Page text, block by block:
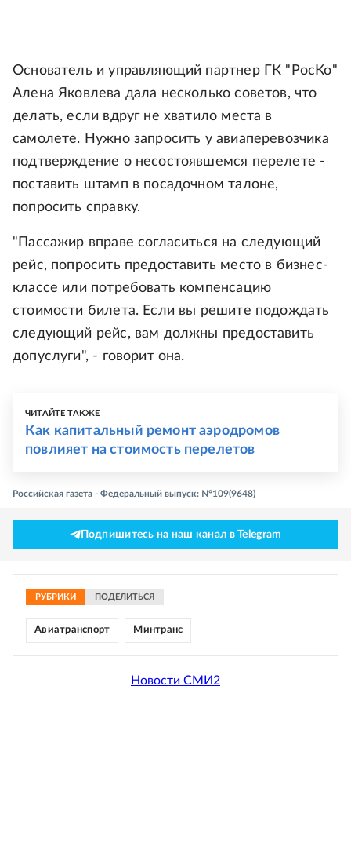
Основатель и управляющий партнер ГК "РосКо"
Алена Яковлева дала несколько советов, что
делать, если вдруг не хватило места в
самолете. Нужно запросить у авиаперевозчика
подтверждение о несостоявшемся перелете -
поставить штамп в посадочном талоне,
попросить справку.
"Пассажир вправе согласиться на следующий
рейс, попросить предоставить место в бизнес-
классе или потребовать компенсацию
стоимости билета. Если вы решите подождать
следующий рейс, вам должны предоставить
допуслуги", - говорит она.
ЧИТАЙТЕ ТАКЖЕ
Как капитальный ремонт аэродромов
повлияет на стоимость перелетов
Российская газета - Федеральный выпуск: №109(9648)
Подпишитесь на наш канал в Telegram
РУБРИКИ ПОДЕЛИТЬСЯ
Авиатранспорт Минтранс
Новости СМИ2